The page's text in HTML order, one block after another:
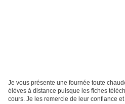
Je vous présente une fournée toute
élèves à distance puisque les fiches
cours. Je les remercie de leur confiance